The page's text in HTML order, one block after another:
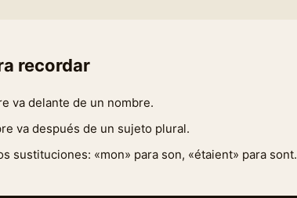
recordar
va delante de un nombre.
va después de un sujeto plural.
sustituciones: «mon» para son, «étaient» para sont.